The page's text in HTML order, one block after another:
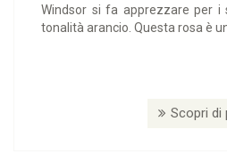
Windsor si fa apprezzare per i
tonalità arancio. Questa rosa è
Scopri di